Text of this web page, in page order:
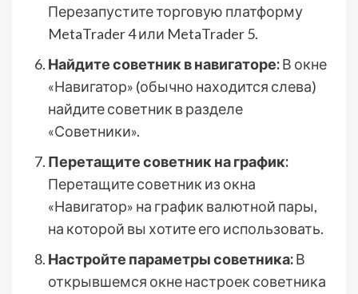
Перезапустите торговую платформу
MetaTrader 4 или MetaTrader 5.
Найдите советник в навигаторе:В окне
«Навигатор» (обычно находится слева)
найдите советник в разделе
«Советники».
Перетащите советник на график:
Перетащите советник из окна
«Навигатор» на график валютной пары,
на которой вы хотите его использовать.
Настройте параметры советника:В
открывшемся окне настроек советника